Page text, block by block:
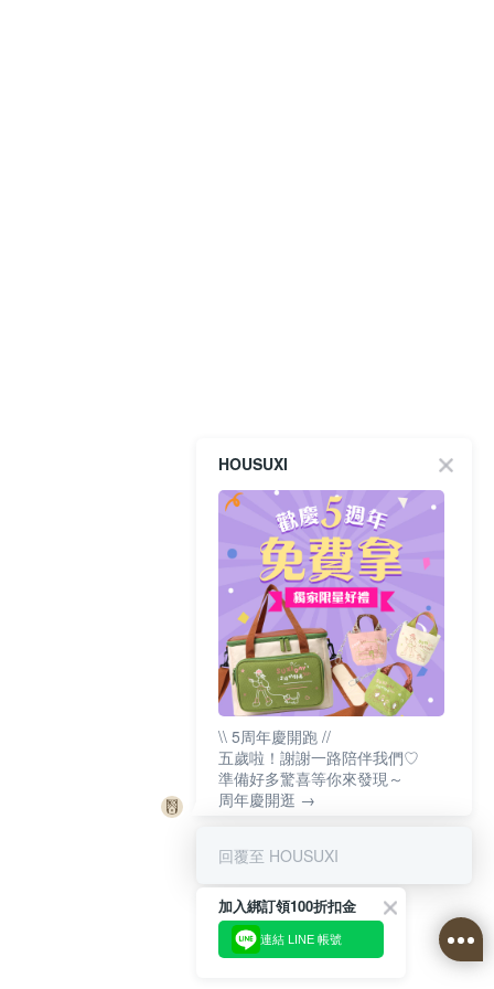
HOUSUXI
\\ 5周年慶開跑 //
五歲啦！謝謝一路陪伴我們♡
準備好多驚喜等你來發現～
周年慶開逛 →
回覆至 HOUSUXI
加入綁訂領100折扣金
連結 LINE 帳號